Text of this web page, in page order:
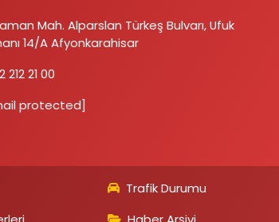
Mah. Alparslan Türkeş Bulvarı, Ufuk
14/A Afyonkarahisar
212 21 00
protected]
Trafik Durumu